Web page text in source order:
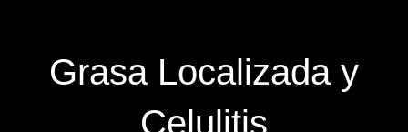
Grasa Localizada y
Celulitis